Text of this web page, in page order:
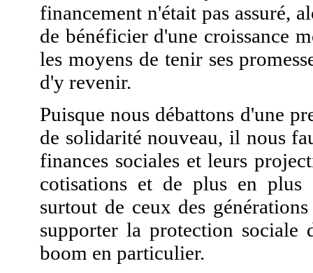
financement n'était pas assuré,
de bénéficier d'une croissance
les moyens de tenir ses
d'y revenir.
Puisque nous débattons d'une
de solidarité nouveau, il nous
finances sociales et leurs
cotisations et de plus en plus
surtout de ceux des
supporter la protection sociale
boom en particulier.